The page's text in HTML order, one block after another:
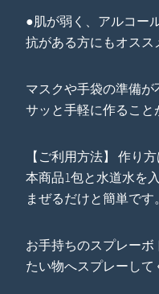
●肌が弱く、アルコー
抗がある方にもオスス
マスクや手袋の準備
サッと手軽に作ること
【ご利用方法】 作り
本商品1包と水道水を
まぜるだけと簡単です。
お手持ちのスプレー
たい物へスプレーして